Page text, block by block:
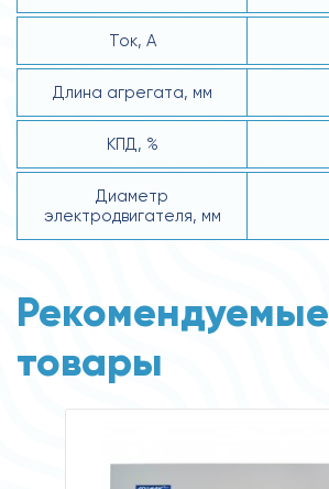
Ток, А
Длина агрегата, мм
КПД, %
Диаметр
электродвигателя, мм
Рекомендуемые
товары